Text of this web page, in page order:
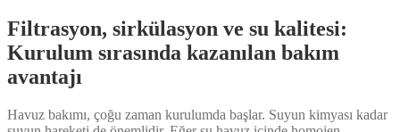
Filtrasyon, sirkülasyon ve su kalitesi:
Kurulum sırasında kazanılan bakım
avantajı
Havuz bakımı, çoğu zaman kurulumda başlar. Suyun kimyası kadar